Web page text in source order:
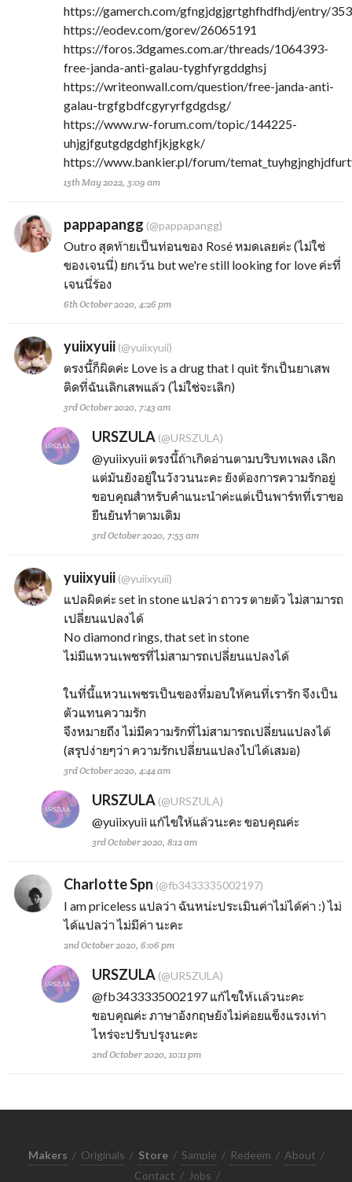
https://gamerch.com/gfngjdgjgrtghfhdfhdj/entry/
https://eodev.com/gorev/26065191
https://foros.3dgames.com.ar/threads/1064393-
free-janda-anti-galau-tyghfyrgddghsj
https://writeonwall.com/question/free-janda-anti-
galau-trgfgbdfcgyryrfgdgdsg/
https://www.rw-forum.com/topic/144225-
uhjgjfgutgdgdghfjkjgkgk/
https://www.bankier.pl/forum/
15th May 2022, 3:09 am
pappapangg (@pappapangg)
Outro สุดท้ายเป็นท่อนของ Rosé หมดเลยค่ะ (ไม่ใช่
ของเจนนี่) ยกเว้น but we're still looking for love ค่ะที่
เจนนี่ร้อง
6th October 2020, 4:26 pm
yuiixyuii (@yuiixyuii)
ตรงนี้ก็ผิดค่ะ Love is a drug that I quit รักเป็นยาเสพ
ติดที่ฉันเลิกเสพแล้ว (ไม่ใช่จะเลิก)
3rd October 2020, 7:43 am
URSZULA(@URSZULA)
@yuiixyuiiตรงนี้ถ้าเกิดอ่านตามบริบทเพลง เลิก
แต่มันยังอยู่ในวังวนนะคะ ยังต้องการความรักอยู่
ขอบคุณสำหรับคำแนะนำค่ะแต่เป็นพาร์ทที่เราขอ
ยืนยันทำตามเดิม
3rd October 2020, 7:55 am
yuiixyuii (@yuiixyuii)
แปลผิดค่ะ set in stone แปลว่า ถาวร ตายตัว ไม่สามารถ
เปลี่ยนแปลงได้
No diamond rings, that set in stone
ไม่มีแหวนเพชรที่ไม่สามารถเปลี่ยนแปลงได้
ในที่นี้แหวนเพชรเป็นของที่มอบให้คนที่เรารัก จึงเป็น
ตัวแทนความรัก
จึงหมายถึง ไม่มีความรักที่ไม่สามารถเปลี่ยนแปลงได้
(สรุปง่ายๆว่า ความรักเปลี่ยนแปลงไปได้เสมอ)
3rd October 2020, 4:44 am
URSZULA(@URSZULA)
@yuiixyuiiแก้ไขให้แล้วนะคะ ขอบคุณค่ะ
3rd October 2020, 8:12 am
Charlotte Spn (@fb3433335002197)
I am priceless แปลว่า ฉันหน่ะประเมินค่าไม่ได้ค่า :) ไม่
ได้แปลว่า ไม่มีค่า นะคะ
2nd October 2020, 6:06 pm
URSZULA(@URSZULA)
@fb3433335002197แก้ไขให้เเล้วนะคะ
ขอบคุณค่ะ ภาษาอังกฤษยังไม่ค่อยแข็งแรงเท่า
ไหร่จะปรับปรุงนะคะ
2nd October 2020, 10:11 pm
Makers / Originals / Store / Sample / Redeem / About /
Contact / Jobs /